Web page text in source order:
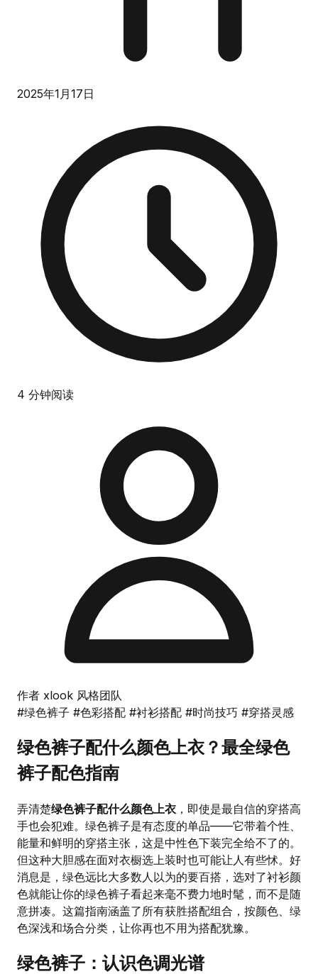
2025年1月17日
4 分钟阅读
作者 xlook 风格团队
#绿色裤子 #色彩搭配 #衬衫搭配 #时尚技巧 #穿搭灵感
绿色裤子配什么颜色上衣？最全绿色
裤子配色指南
弄清楚绿色裤子配什么颜色上衣 ，即使是最自信的穿搭高
手也会犯难。绿色裤子是有态度的单品——它带着个性、
能量和鲜明的穿搭主张，这是中性色下装完全给不了的。
但这种大胆感在面对衣橱选上装时也可能让人有些怵。好
消息是，绿色远比大多数人以为的要百搭，选对了衬衫颜
色就能让你的绿色裤子看起来毫不费力地时髦，而不是随
意拼凑。这篇指南涵盖了所有获胜搭配组合，按颜色、绿
色深浅和场合分类，让你再也不用为搭配犹豫。
绿色裤子：认识色调光谱